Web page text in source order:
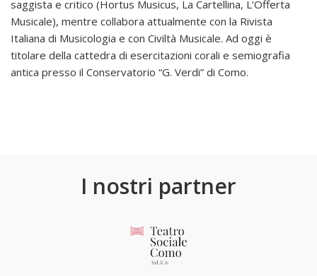
saggista e critico (Hortus Musicus, La Cartellina, L’Offerta
Musicale), mentre collabora attualmente con la Rivista
Italiana di Musicologia e con Civiltà Musicale. Ad oggi è
titolare della cattedra di esercitazioni corali e semiografia
antica presso il Conservatorio “G. Verdi” di Como.
I nostri partner